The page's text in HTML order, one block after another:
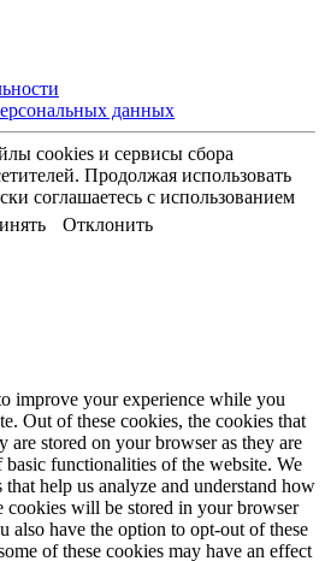
данных
cookies и сервисы сбора
Продолжая использовать
соглашаетесь с использованием
Отклонить
improve your experience while you
Out of these cookies, the cookies that
are stored on your browser as they are
functionalities of the website. We
help us analyze and understand how
cookies will be stored in your browser
also have the option to opt-out of these
of these cookies may have an effect